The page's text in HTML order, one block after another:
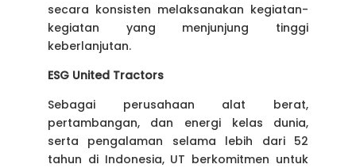
secara konsisten melaksanakan kegiatan-
kegiatan yang menjunjung tinggi
keberlanjutan.
ESG United Tractors
Sebagai perusahaan alat berat,
pertambangan, dan energi kelas dunia,
serta pengalaman selama lebih dari 52
tahun di Indonesia, UT berkomitmen untuk